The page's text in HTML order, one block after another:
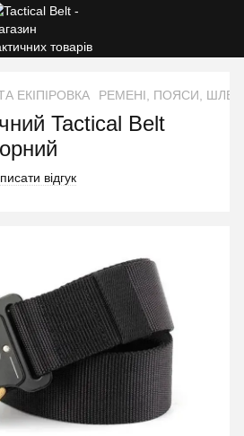
ЕКІПІРОВКА РЕМЕНІ, ПОЯСИ,
Tactical Belt
відгук